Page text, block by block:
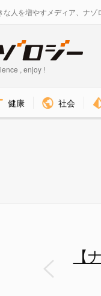
な人を増やすメディア、ナゾ
, enjoy !
健康 社会
【